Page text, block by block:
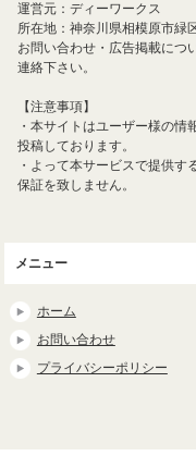
運営元：ディーワークス
所在地：神奈川県相模原市緑
お問い合わせ・広告掲載につ
連絡下さい。
【注意事項】
・本サイトはユーザー様の
投稿しております。
・よって本サービスで提供
保証を致しません。
メニュー
ホーム
お問い合わせ
プライバシーポリシー